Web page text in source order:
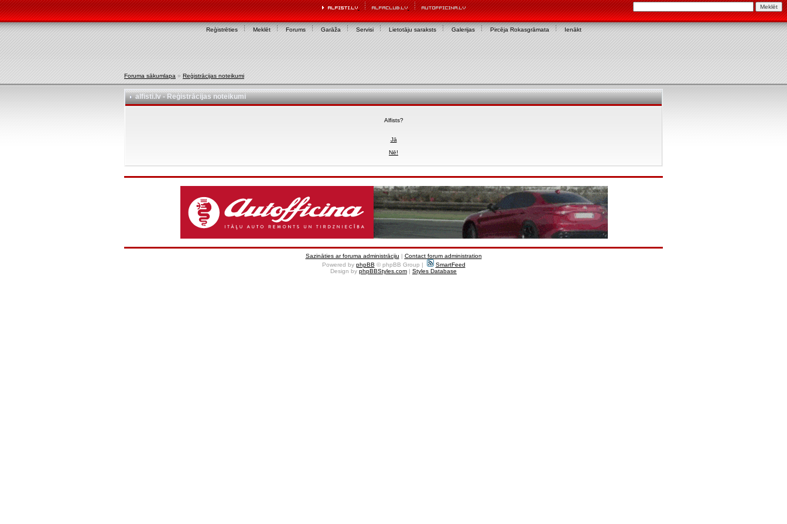
Reģistrēties Meklēt Forums Garāža Servisi Lietotāju saraksts Galerijas Pircēja Rokasgrāmata Ienākt
Foruma sākumlapa » Reģistrācijas noteikumi
alfisti.lv - Reģistrācijas noteikumi
Alfists?
Jā
Nē!
Sazināties ar foruma administrāciju | Contact forum administration
Powered by phpBB © phpBB Group |
SmartFeed
Design by phpBBStyles.com | Styles Database